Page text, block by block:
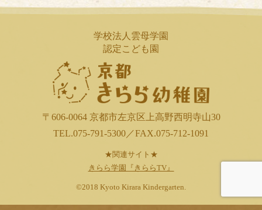
学校法人雲母学園
認定こども園
〒606-0064 京都市左京区上高野西明寺山30
TEL.075-791-5300／FAX.075-712-1091
★関連サイト★
きらら学園『きららTV』
©2018 Kyoto Kirara Kindergarten.